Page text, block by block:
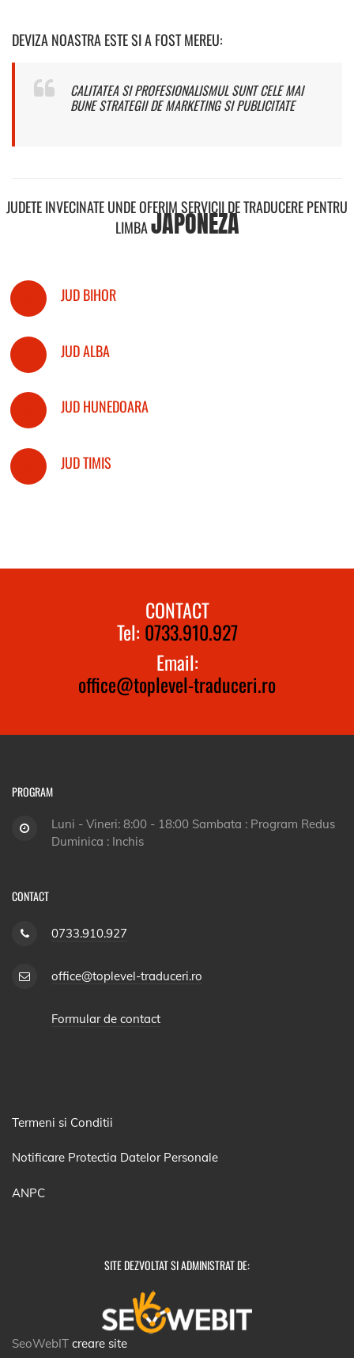
DEVIZA NOASTRA ESTE SI A FOST MEREU:
CALITATEA SI PROFESIONALISMUL SUNT CELE MAI
BUNE STRATEGII DE MARKETING SI PUBLICITATE
JUDETE INVECINATE UNDE OFERIM SERVICII DE TRADUCERE PENTRU
LIMBAJAPONEZA
JUD BIHOR
JUD ALBA
JUD HUNEDOARA
JUD TIMIS
CONTACT
Tel: 0733.910.927
Email:
office@toplevel-traduceri.ro
PROGRAM
Luni - Vineri: 8:00 - 18:00 Sambata : Program Redus
Duminica : Inchis
CONTACT
0733.910.927
office@toplevel-traduceri.ro
Formular de contact
Termeni si Conditii
Notificare Protectia Datelor Personale
ANPC
SITE DEZVOLTAT SI ADMINISTRAT DE:
SeoWebIT creare site